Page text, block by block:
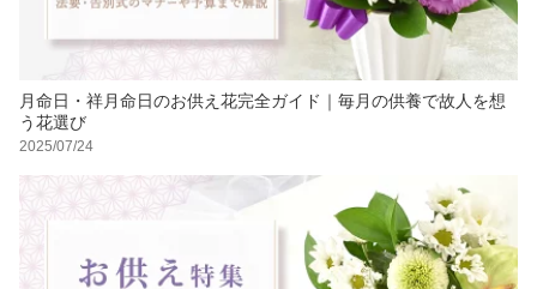
月命日・祥月命日のお供え花完全ガイド｜毎月の供養で故人を想
う花選び
2025/07/24